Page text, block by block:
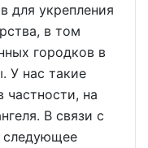
для укрепления
в том
городков в
У нас такие
частности, на
В связи с
следующее